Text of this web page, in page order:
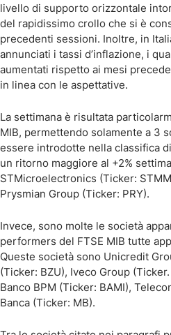
livello di supporto orizzontale
del rapidissimo crollo che si è
precedenti sessioni. Inoltre, in
annunciati i tassi d’inflazione, i
aumentati rispetto ai mesi
in linea con le aspettative.
La settimana è risultata
MIB, permettendo solamente a 3
essere introdotte nella classifica
un ritorno maggiore al +2%
STMicroelectronics (Ticker:
Prysmian Group (Ticker: PRY).
Invece, sono molte le società
performers del FTSE MIB tutte
Queste società sono Unicredit
(Ticker: BZU), Iveco Group
Banco BPM (Ticker: BAMI),
Banca (Ticker: MB).